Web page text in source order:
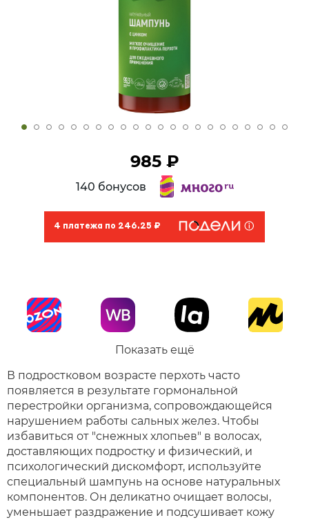
985 ₽
140 бонусов
4 платежа по 246.25 ₽
Показать ещё
В подростковом возрасте перхоть часто
появляется в результате гормональной
перестройки организма, сопровождающейся
нарушением работы сальных желез. Чтобы
избавиться от "снежных хлопьев" в волосах,
доставляющих подростку и физический, и
психологический дискомфорт, используйте
специальный шампунь на основе натуральных
компонентов. Он деликатно очищает волосы,
уменьшает раздражение и подсушивает кожу